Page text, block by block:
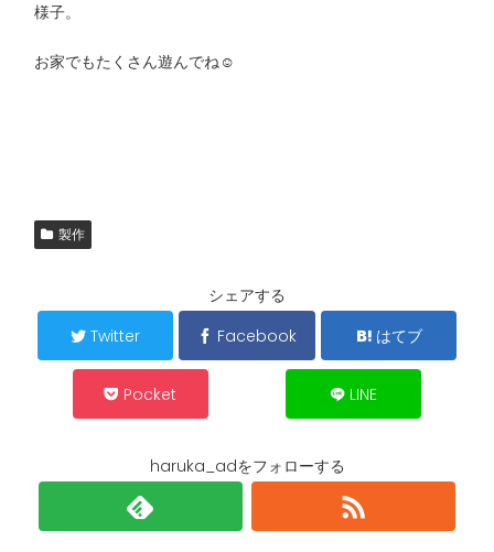
様子。
お家でもたくさん遊んでね☺️
製作
シェアする
Twitter
Facebook はてブ
Pocket LINE
haruka_adをフォローする